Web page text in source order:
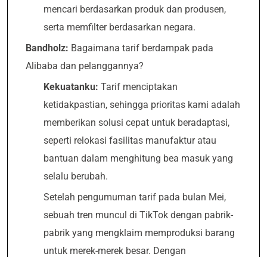
mencari berdasarkan produk dan produsen,
serta memfilter berdasarkan negara.
Bandholz: Bagaimana tarif berdampak pada
Alibaba dan pelanggannya?
Kekuatanku: Tarif menciptakan
ketidakpastian, sehingga prioritas kami adalah
memberikan solusi cepat untuk beradaptasi,
seperti relokasi fasilitas manufaktur atau
bantuan dalam menghitung bea masuk yang
selalu berubah.
Setelah pengumuman tarif pada bulan Mei,
sebuah tren muncul di TikTok dengan pabrik-
pabrik yang mengklaim memproduksi barang
untuk merek-merek besar. Dengan